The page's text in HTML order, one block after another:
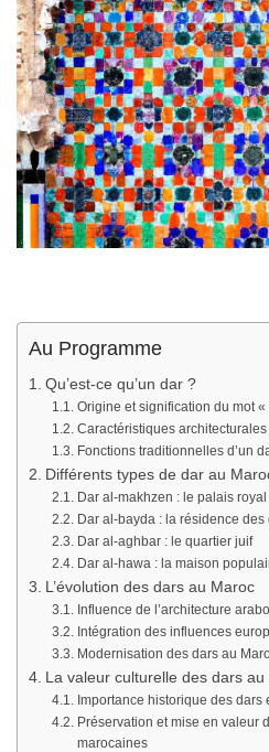
Au Programme
Qu’est-ce qu’un dar ?
Origine et signification du mot «
Caractéristiques architecturales
Fonctions traditionnelles d’un
Différents types de dar au
Dar al-makhzen : le palais royal
Dar al-bayda : la résidence des
Dar al-aghbar : le quartier juif
Dar al-hawa : la maison
L’évolution des dars au Maroc
Influence de l’architecture
Intégration des influences
Modernisation des dars au
La valeur culturelle des dars
Importance historique des
Préservation et mise en valeur
marocaines